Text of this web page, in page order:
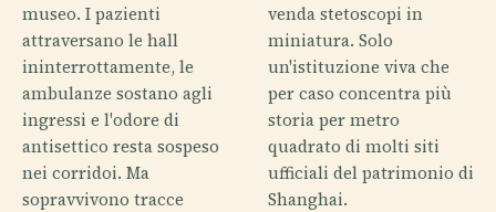
museo. I pazienti
attraversano le hall
ininterrottamente, le
ambulanze sostano agli
ingressi e l'odore di
antisettico resta sospeso
nei corridoi. Ma
sopravvivono tracce
venda stetoscopi in
miniatura. Solo
un'istituzione viva che
per caso concentra più
storia per metro
quadrato di molti siti
ufficiali del patrimonio di
Shanghai.